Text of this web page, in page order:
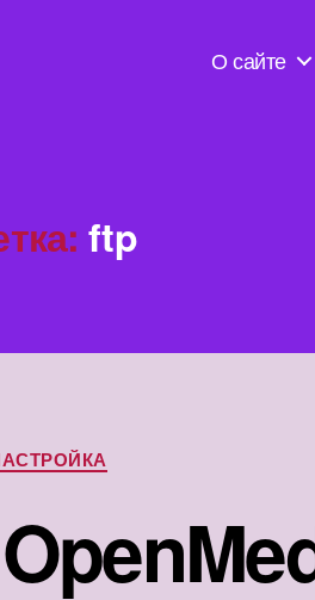
О сайте
ftp
Рубрики